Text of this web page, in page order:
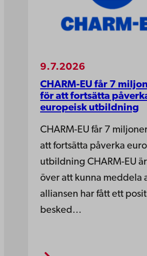
9.7.2026
CHARM-EU får 7
för att fortsätta
europeisk utbildning
CHARM-EU får 7
att fortsätta påverka
utbildning CHARM-EU
över att kunna meddela
alliansen har fått ett
besked…